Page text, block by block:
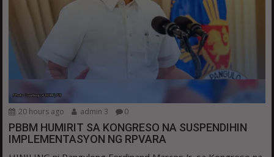
20 hours ago admin 3 0
PBBM HUMIRIT SA KONGRESO NA SUSPENDIHIN
IMPLEMENTASYON NG RPVARA